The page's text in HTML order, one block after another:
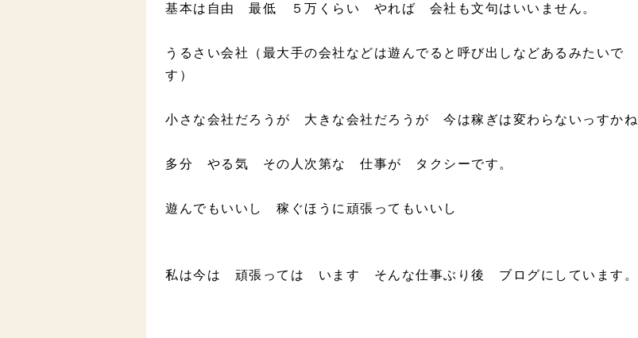
基本は自由 最低 ５万くらい やれば 会社も文句はいいません。
うるさい会社（最大手の会社などは遊んでると呼び出しなどあるみたいで
す）
小さな会社だろうが 大きな会社だろうが 今は稼ぎは変わらないっすかね
多分 やる気 その人次第な 仕事が タクシーです。
遊んでもいいし 稼ぐほうに頑張ってもいいし
私は今は 頑張っては います そんな仕事ぶり後 ブログにしています。